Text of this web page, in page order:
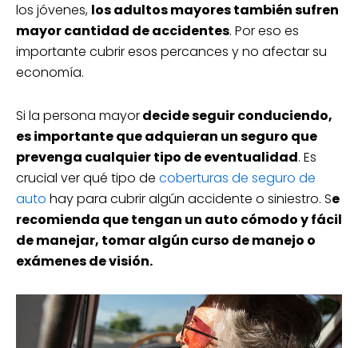
los jóvenes, los adultos mayores también sufren
mayor cantidad de accidentes. Por eso es
importante cubrir esos percances y no afectar su
economía.
Si la persona mayordecide seguir conduciendo,
es importante que adquieran un seguro que
prevenga cualquier tipo de eventualidad. Es
crucial ver qué tipo de coberturas de seguro de
auto hay para cubrir algún accidente o siniestro. Se
recomienda que tengan un auto cómodo y fácil
de manejar, tomar algún curso de manejo o
exámenes de visión.